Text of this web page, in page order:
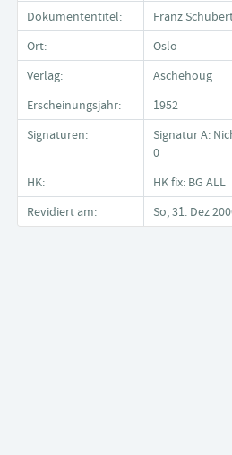
Dokumententitel:
Franz
Ort:
Oslo
Verlag:
Aschehoug
Erscheinungsjahr:
1952
Signaturen:
Signatur A:
0
HK:
HK fix: BG ALL
Revidiert am:
So, 31. Dez